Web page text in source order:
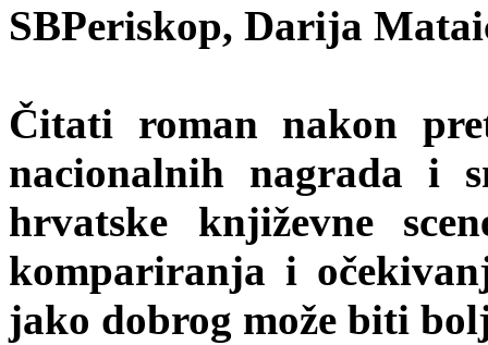
SBPeriskop, Darija
Čitati roman nakon
nacionalnih nagrada i
hrvatske književne
kompariranja i
jako dobrog može biti